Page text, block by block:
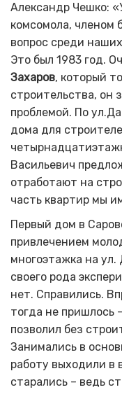
Александр Чешко:
комсомола, членом
вопрос среди
Это был 1983 год.
Захаров, который
строительства, он
проблемой. По
дома для
Васильевич
отработают на
часть квартир мы
Первый дом в
привлечением
многоэтажка на ул.
своего рода
нет. Справились.
тогда не пришлось
позволил без
Занимались в
работу выходили в
старались – ведь